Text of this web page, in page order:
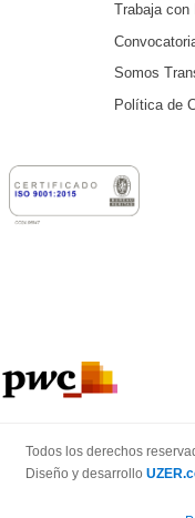
Trabaja con
Somos
Política de
Todos los derechos
Diseño y desarrollo